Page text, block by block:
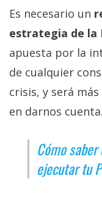
Es necesario un
estrategia de la
apuesta por la
de cualquier
crisis, y será
en darnos cuenta.
Cómo
ejecutar tu